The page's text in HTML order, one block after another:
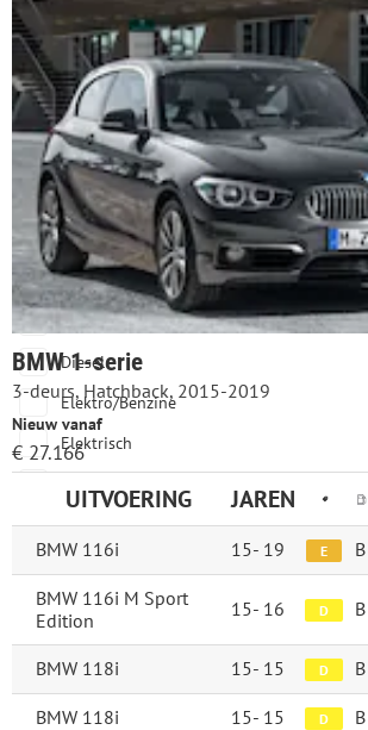
Prijs
Bouwjaar
Brandstof
Benzine
Diesel
Elektro/Benzine
Elektrisch
Transmissie
Automatisch
Handgeschakeld
BMW 1-serie
3-deurs, Hatchback, 2015-2019
Nieuw vanaf
€ 27.166
UITVOERING JAREN
BMW 116i 15- 19 E B
BMW 116i M Sport
Edition
15- 16 D B
BMW 118i 15- 15 D B
BMW 118i 15- 15 D B